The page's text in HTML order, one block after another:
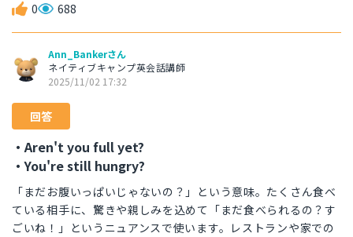
0 688
Ann_Bankerさん
ネイティブキャンプ英会話講師
2025/11/02 17:32
回答
・Aren't you full yet?
・You're still hungry?
「まだお腹いっぱいじゃないの？」という意味。たくさん食べ
ている相手に、驚きや親しみを込めて「まだ食べられるの？す
ごいね！」というニュアンスで使います。レストランや家での